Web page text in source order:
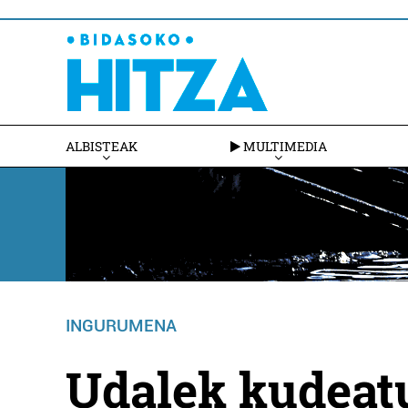
ALBISTEAK MULTIMEDIA
INGURUMENA
Udalek